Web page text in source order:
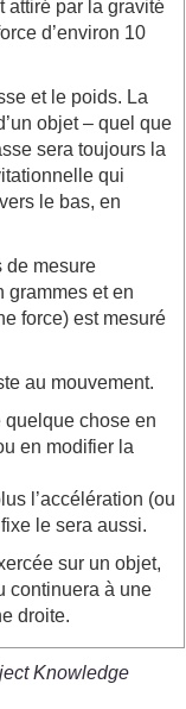
attiré par la gravité
d’environ 10
et le poids. La
objet – quel que
sera toujours la
qui
le bas, en
de mesure
grammes et en
force) est mesuré
au mouvement.
quelque chose en
en modifier la
l’accélération (ou
le sera aussi.
sur un objet,
continuera à une
droite.
Knowledge